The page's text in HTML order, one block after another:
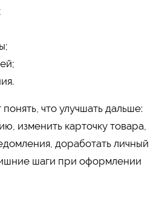
что улучшать дальше:
изменить карточку товара,
доработать личный
шаги при оформлении